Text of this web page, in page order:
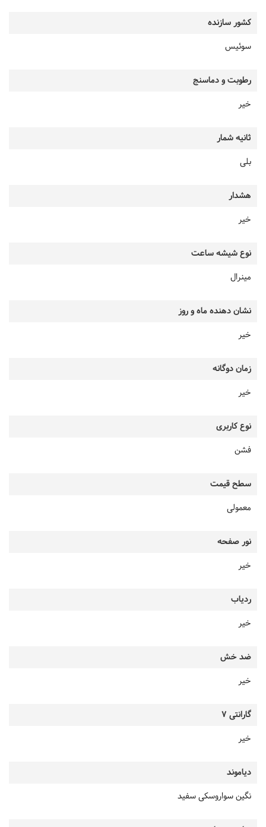
کشور سازنده
سوئیس
رطوبت و دماسنج
خیر
ثانیه شمار
بلی
هشدار
خیر
نوع شیشه ساعت
مینرال
نشان دهنده ماه و روز
خیر
زمان دوگانه
خیر
نوع کاربری
فشن
سطح قیمت
معمولی
نور صفحه
خیر
ردیاب
خیر
ضد خش
خیر
گارانتی 7
خیر
دیاموند
نگین سواروسکی سفید